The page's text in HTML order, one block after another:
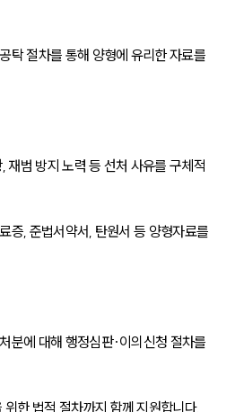
탁 절차를 통해 양형에 유리한 자료를
재범 방지 노력 등 선처 사유를 구체적
증, 준법서약서, 탄원서 등 양형자료를
분에 대해 행정심판·이의신청 절차를
한 법적 절차까지 함께 지원합니다.